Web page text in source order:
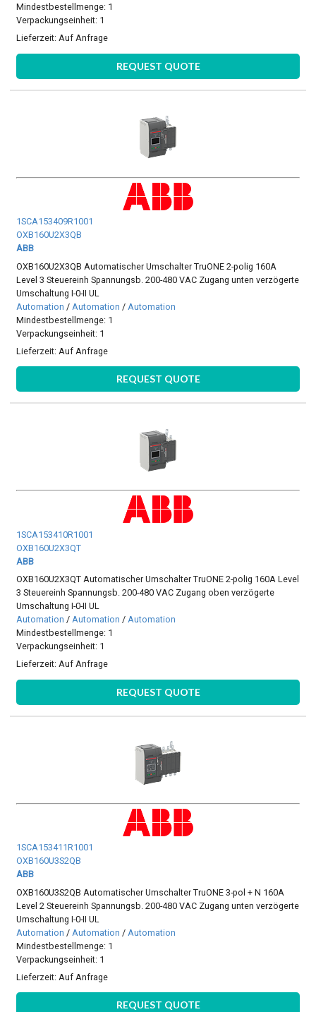
Mindestbestellmenge: 1
Verpackungseinheit: 1
Lieferzeit:Auf Anfrage
REQUEST QUOTE
1SCA153409R1001
OXB160U2X3QB
ABB
OXB160U2X3QB Automatischer Umschalter TruONE 2-polig 160A
Level 3 Steuereinh Spannungsb. 200-480 VAC Zugang unten verzögerte
Umschaltung I-0-II UL
Automation / Automation / Automation
Mindestbestellmenge: 1
Verpackungseinheit: 1
Lieferzeit: Auf Anfrage
REQUEST QUOTE
1SCA153410R1001
OXB160U2X3QT
ABB
OXB160U2X3QT Automatischer Umschalter TruONE 2-polig 160A Level
3 Steuereinh Spannungsb. 200-480 VAC Zugang oben verzögerte
Umschaltung I-0-II UL
Automation /Automation /Automation
Mindestbestellmenge: 1
Verpackungseinheit: 1
Lieferzeit:Auf Anfrage
REQUEST QUOTE
1SCA153411R1001
OXB160U3S2QB
ABB
OXB160U3S2QB Automatischer Umschalter TruONE 3-pol + N 160A
Level 2 Steuereinh Spannungsb. 200-480 VAC Zugang unten verzögerte
Umschaltung I-0-II UL
Automation / Automation / Automation
Mindestbestellmenge: 1
Verpackungseinheit: 1
Lieferzeit: Auf Anfrage
REQUEST QUOTE